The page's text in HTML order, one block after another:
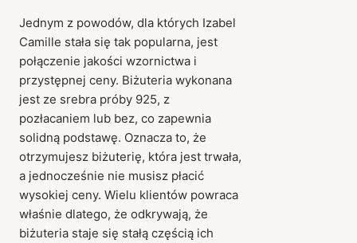
Jednym z powodów, dla których Izabel
Camille stała się tak popularna, jest
połączenie jakości wzornictwa i
przystępnej ceny. Biżuteria wykonana
jest ze srebra próby 925, z
pozłacaniem lub bez, co zapewnia
solidną podstawę. Oznacza to, że
otrzymujesz biżuterię, która jest trwała,
a jednocześnie nie musisz płacić
wysokiej ceny. Wielu klientów powraca
właśnie dlatego, że odkrywają, że
biżuteria staje się stałą częścią ich